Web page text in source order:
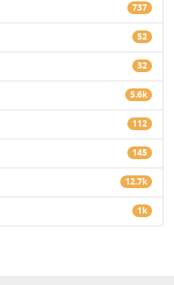
737
52
32
5.6k
112
145
12.7k
1k